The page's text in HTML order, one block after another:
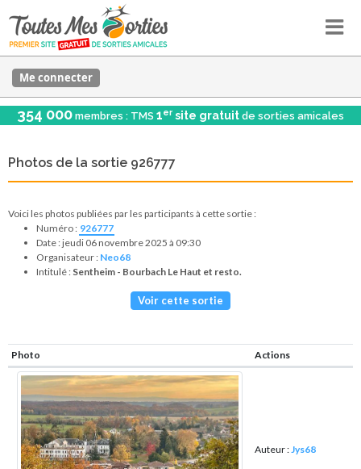
Me connecter
354 000 membres : TMS 1er site gratuit de sorties amicales
Photos de la sortie 926777
Voici les photos publiées par les participants à cette sortie :
Numéro : 926777
Date : jeudi 06 novembre 2025 à 09:30
Organisateur : Neo68
Intitulé : Sentheim - Bourbach Le Haut et resto.
Voir cette sortie
Photo Actions
Auteur :Jys68